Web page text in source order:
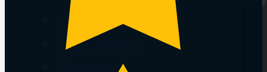
Vestigingen
Mee doen?